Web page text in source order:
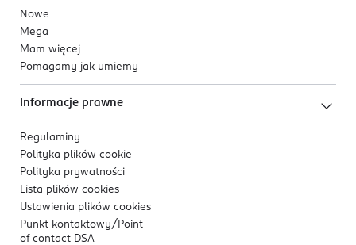
Nowe
Mega
Mam więcej
Pomagamy jak umiemy
Informacje prawne
Regulaminy
Polityka plików cookie
Polityka prywatności
Lista plików cookies
Ustawienia plików cookies
Punkt kontaktowy/ Point
of contact DSA